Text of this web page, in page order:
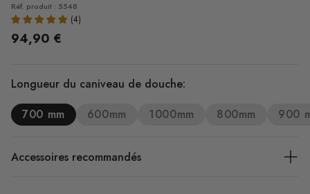
Réf. produit : 5548
94,90 €
Longueur du caniveau de douche:
700 mm
600mm 1000mm 800mm 900
Accessoires recommandés